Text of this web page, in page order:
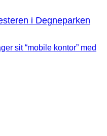
i Degneparken
sit “mobile kontor” med